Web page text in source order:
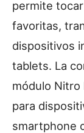
permite
favoritas,
dispositivos
tablets. La
módulo
para
smartphone